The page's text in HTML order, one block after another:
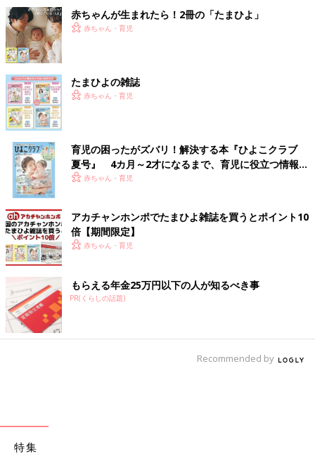
赤ちゃんが生まれたら！2冊の「たまひよ」
赤ちゃん・育児
たまひよの雑誌
赤ちゃん・育児
育児の困ったがズバリ！解決する本『ひよこクラブ
夏号』 4カ月～2才になるまで、育児に役立つ情報が
いっぱい！
赤ちゃん・育児
アカチャンホンポでたまひよ雑誌を買うとポイント10
倍【期間限定】
赤ちゃん・育児
もらえる年金25万円以下の人が知るべき事
PR(くらしの話題)
Recommended by
特集